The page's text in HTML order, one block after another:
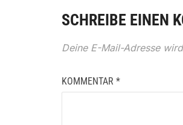
SCHREIBE EINEN
Deine E-Mail-Adresse
KOMMENTAR *